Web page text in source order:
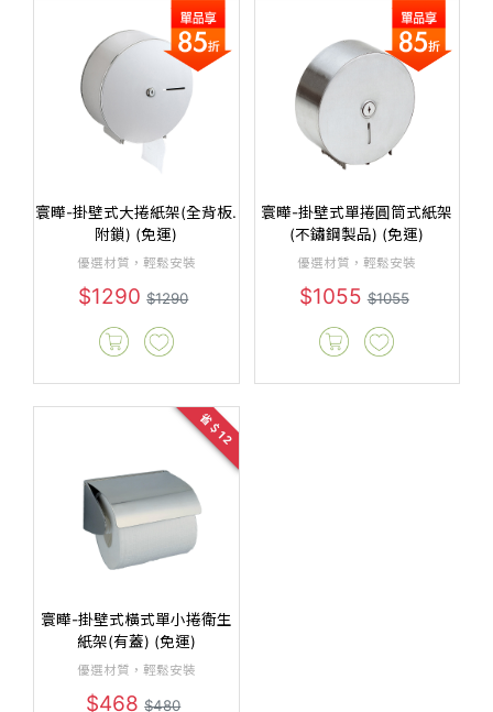
寰曄-掛壁式大捲紙架(全背板.
附鎖) (免運)
優選材質，輕鬆安裝
$1290$1290
寰曄-掛壁式單捲圓筒式紙架
(不鏽鋼製品) (免運)
優選材質，輕鬆安裝
$1055$1055
省＄12
寰曄-掛壁式橫式單小捲衛生
紙架(有蓋) (免運)
優選材質，輕鬆安裝
$468$480